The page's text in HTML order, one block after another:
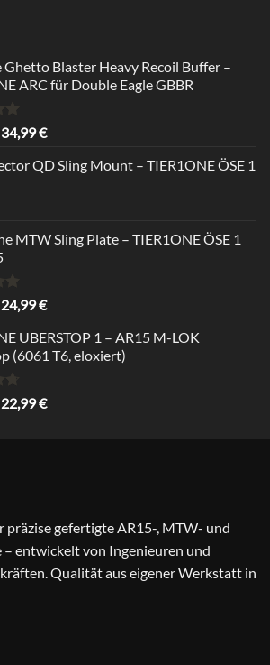
Ghetto Blaster Heavy Recoil Buffer –
ARC für Double Eagle GBBR
Ursprünglicher
war:
34,99€Aktueller
ist:
QD Sling Mount – TIER1ONE ÖSE 1
MTW Sling Plate – TIER1ONE ÖSE 1
Ursprünglicher
war:
29,99 €
24,99€Aktueller
ist:
24,99 €.
UBERSTOP 1 – AR15 M-LOK
(6061 T6, eloxiert)
Ursprünglicher
22,99€Aktueller
präzise gefertigte AR15-, MTW- und
entwickelt von Ingenieuren und
Qualität aus eigener Werkstatt in